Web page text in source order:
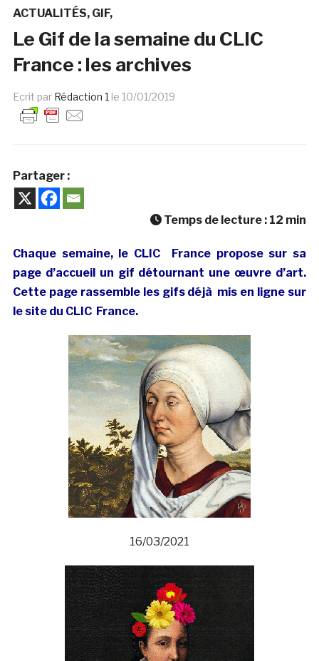
ACTUALITÉS GIF
Le Gif de la semaine du CLIC
France : les archives
Ecrit par Rédaction 1 le 10/01/2019
Partager :
Temps de lecture : 12 min
Chaque semaine, le CLIC France propose sur sa
page d’accueil un gif détournant une œuvre d’art.
Cette page rassemble les gifs déjà mis en ligne sur
le site du CLIC France.
16/03/2021